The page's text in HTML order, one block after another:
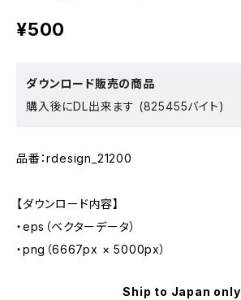
¥500
ダウンロード販売の商品
購入後にDL出来ます (825455バイト)
品番：rdesign_21200
【ダウンロード内容】
・eps（ベクターデータ）
・png（6667px × 5000px）
Ship to Japan only